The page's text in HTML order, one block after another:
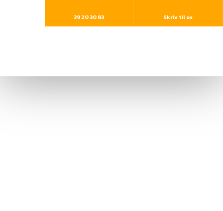
39 20 30 83​ Skriv til os